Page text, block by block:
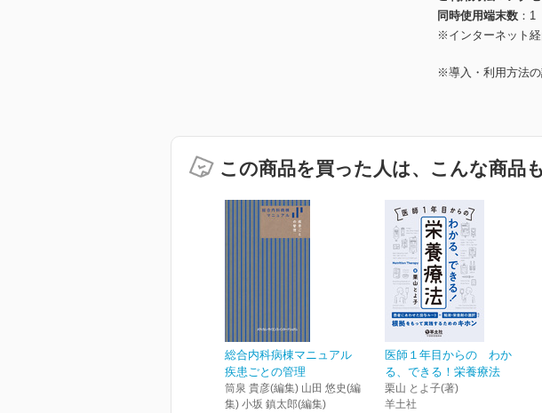
同時使用端末数
1
※インターネット
※導入・利用方法
この商品を買った人は、こんな商品
総合内科病棟マニュアル
疾患ごとの管理
筒泉 貴彦(編集) 山田 悠史(編
集) 小坂 鎮太郎(編集)
医師１年目からの わか
る、できる！栄養療法
栗山 とよ子(著)
羊土社